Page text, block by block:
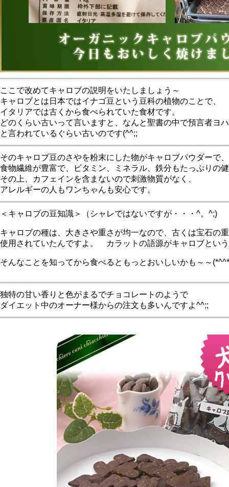
ここで改めてキャロブの説明をいたしましょう～
キャロブとは日本ではイナゴ豆という豆科の植物のことで、
イタリアでは古くから食べられていた食材です。
どのくらい古いって言いますと、なんと聖書の中で預言者ヨ
と言われているぐらい古いのです(^^;;
そのキャロブ豆のさやを粉末にした物がキャロブパウダーで、
食物繊維が豊富で、ビタミン、ミネラル、鉄分もたっぷりの
その上、カフェインを含まないので刺激物質がなく、
アレルギーの人もワンちゃんも安心です。
＜キャロブの豆知識＞（シャレではないですが・・・^。^;)
キャロブの種は、大きさや重さが均一なので、古くは宝石の
使用されていたんですよ。 カラットの語源がキャロブとい
そんなことを知ってから食べるともっとおいしいかも～～
独特の甘い香りと色がまるでチョコレートのようで
ダイエット中のオーナー様からの注文も多いんですよ^^;;